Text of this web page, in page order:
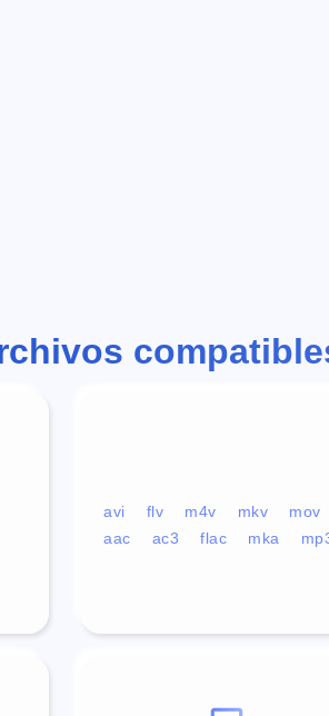
avi flv m4v mkv
mov
aac
ac3 flac mka